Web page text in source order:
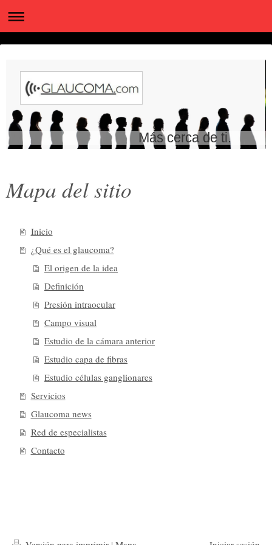
Más cerca de ti.
Mapa del sitio
Inicio
¿Qué es el glaucoma?
El origen de la idea
Definición
Presión intraocular
Campo visual
Estudio de la cámara anterior
Estudio capa de fibras
Estudio células ganglionares
Servicios
Glaucoma news
Red de especialistas
Contacto